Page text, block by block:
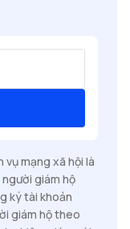
mạng xã hội là
giám hộ
ký tài khoản
giám hộ theo